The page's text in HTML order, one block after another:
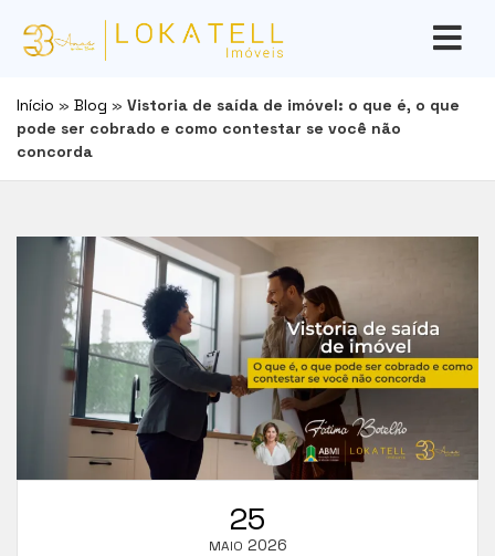
Início » Blog » Vistoria de saída de imóvel: o que é, o que
pode ser cobrado e como contestar se você não
concorda
25
MAIO 2026